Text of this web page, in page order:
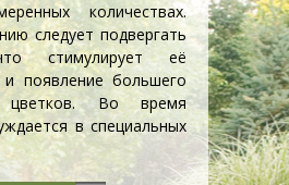
количествах.
следует подвергать
стимулирует её
и появление большего
цветков. Во время
в специальных